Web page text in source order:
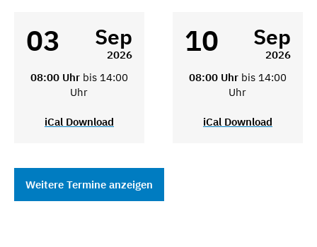
03 Sep
2026
08:00 Uhr bis 14:00
Uhr
iCal Download
10 Sep
2026
08:00 Uhr bis 14:00
Uhr
iCal Download
Weitere Termine anzeigen